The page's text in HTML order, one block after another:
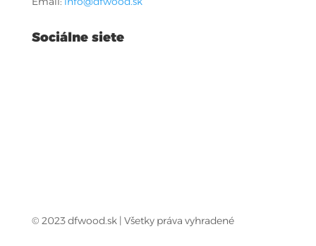
Sociálne siete
© 2023 dfwood.sk | Všetky práva vyhradené